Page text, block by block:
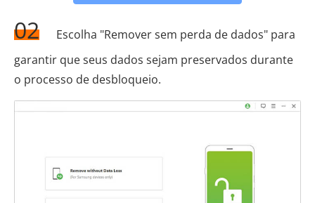
02
Escolha "Remover sem perda de dados" para
garantir que seus dados sejam preservados durante
o processo de desbloqueio.